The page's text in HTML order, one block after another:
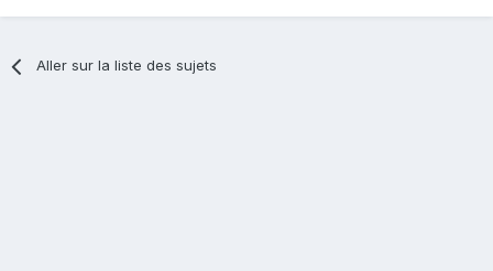
Aller sur la liste des sujets